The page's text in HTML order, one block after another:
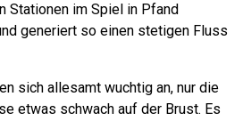
Stationen im Spiel in Pfand
generiert so einen stetigen Fluss
sich allesamt wuchtig an, nur die
etwas schwach auf der Brust. Es